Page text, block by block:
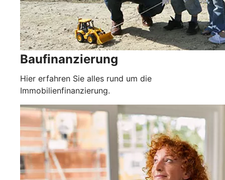
Baufinanzierung
Hier erfahren Sie alles rund um die
Immobilienfinanzierung.